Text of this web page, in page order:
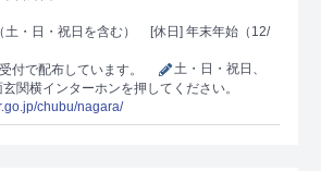
・日・祝日を含む）
[休日] 年末年始（12/
付で配布しています。
土・日・祝日、
関横インターホンを押してください。
chubu/nagara/